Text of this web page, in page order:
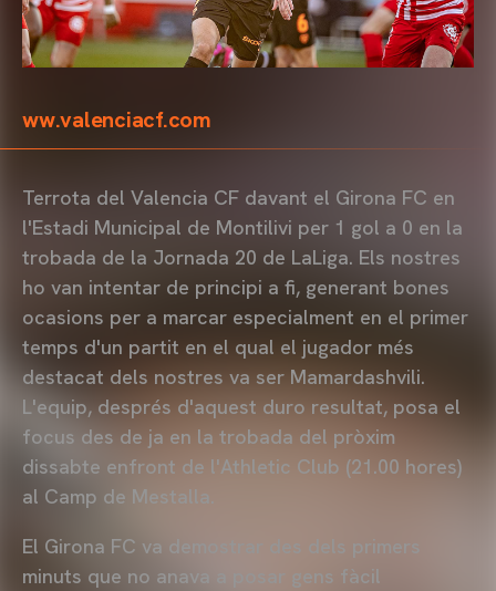
ww.valenciacf.com
Terrota del Valencia CF davant el Girona FC en
l'Estadi Municipal de Montilivi per 1 gol a 0 en la
trobada de la Jornada 20 de LaLiga. Els nostres
ho van intentar de principi a fi, generant bones
ocasions per a marcar especialment en el primer
temps d'un partit en el qual el jugador més
destacat dels nostres va ser Mamardashvili.
L'equip, després d'aquest duro resultat, posa el
focus des de ja en la trobada del pròxim
dissabte enfront de l'Athletic Club (21.00 hores)
al Camp de Mestalla.
El Girona FC va demostrar des dels primers
minuts que no anava a posar gens fàcil